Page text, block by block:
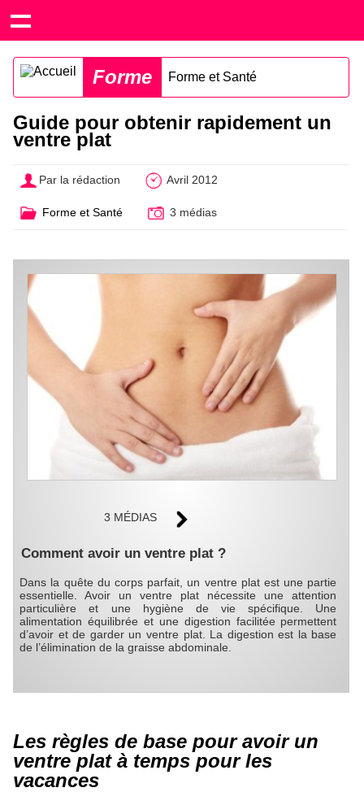
Forme Forme et Santé
Guide pour obtenir rapidement un
ventre plat
Par la rédaction Avril 2012
Forme et Santé 3 médias
3 MÉDIAS
Comment avoir un ventre plat ?
Dans la quête du corps parfait, un ventre plat est une partie
essentielle. Avoir un ventre plat nécessite une attention
particulière et une hygiène de vie spécifique. Une
alimentation équilibrée et une digestion facilitée permettent
d’avoir et de garder un ventre plat. La digestion est la base
de l’élimination de la graisse abdominale.
Les règles de base pour avoir un
ventre plat à temps pour les
vacances